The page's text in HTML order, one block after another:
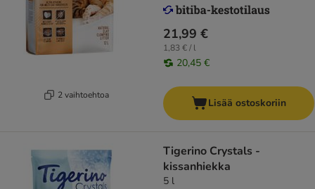
2 vaihtoehtoa
21,99 €
1,83 € / l
20,45 €
Lisää ostoskoriin
Tigerino Crystals -
kissanhiekka
5 l